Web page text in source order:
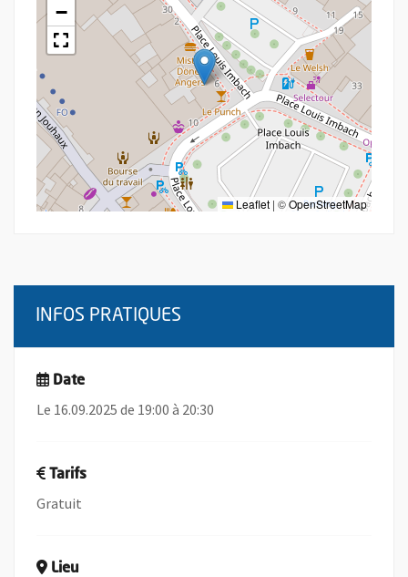
−
Leaflet | ©OpenStreetMap
INFOS PRATIQUES
Date
Le 16.09.2025 de 19:00 à 20:30
Tarifs
Gratuit
Lieu